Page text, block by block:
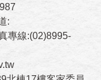
:
專線:(02)8995-